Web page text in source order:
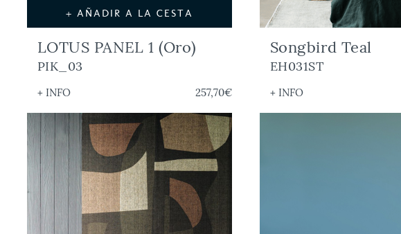
+ AÑADIR A LA CESTA
LOTUS PANEL 1 (Oro)
PIK_03
+ INFO 257,70€
Songbird Teal
EH031ST
+ INFO